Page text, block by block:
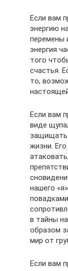
Если вам
энергию
перемены
энергия
того
счастья.
то,
Если вам
виде
защищать
жизни.
нашего
в тайны
образом
мир от
Если вам